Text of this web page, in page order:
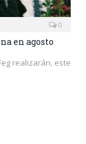
0
en agosto
realizarán, este